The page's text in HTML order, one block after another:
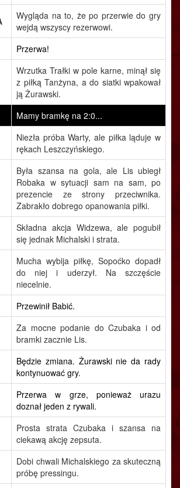
Wygląda na to, że po przerwie do gry
wejdą wszyscy rezerwowi.
Przerwa!
Wrzutka Trałki w pole karne, minął się
z piłką Tanżyna, a do siatki wpakował
ją Żurawski.
Mamy bramkę na 2:0...
Niezła próba Warty, ale piłka ląduje w
rękach Leszczyńskiego.
Była szansa na gola, ale Lis ubiegł
Robaka w sytuacji sam na sam, po
prezencie ze strony przeciwnika.
Zabrakło dobrego opanowania piłki.
Składna akcja Widzewa, ale pogubił
się jednak Michalski i strata.
Mucha wybija piłkę, Sopoćko dopadł
do niej i uderzył. Na szczęście
niecelnie.
Przewinił Babić.
Za mocne podanie do Czubaka i od
bramki zacznie Lis.
Będzie zmiana. Żurawski nie da rady
kontynuować gry.
Przerwa w grze, ponieważ urazu
doznał jeden z rywali.
Prosta strata Czubaka i szansa na
ciekawą akcję zepsuta.
Dobi chwali Michalskiego za skuteczną
próbę pressingu.